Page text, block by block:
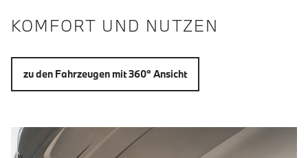
KOMFORT UND NUTZEN
zu den Fahrzeugen mit 360° Ansicht